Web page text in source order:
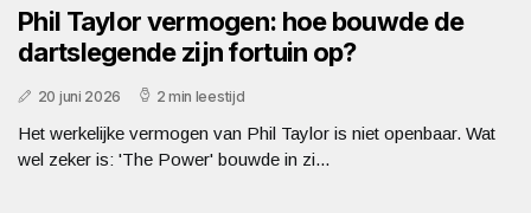
Phil Taylor vermogen: hoe bouwde de
dartslegende zijn fortuin op?
20 juni 2026 2 min leestijd
Het werkelijke vermogen van Phil Taylor is niet openbaar. Wat
wel zeker is: 'The Power' bouwde in zi...